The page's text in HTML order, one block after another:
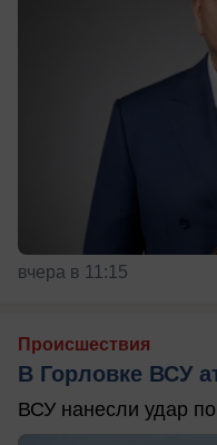
вчера в 11:15
Происшествия
В Горловке ВСУ
ВСУ нанесли удар